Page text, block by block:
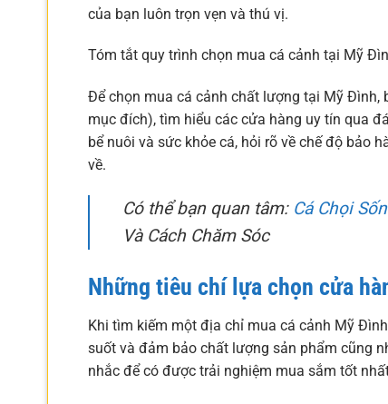
của bạn luôn trọn vẹn và thú vị.
Tóm tắt quy trình chọn mua cá cảnh tại Mỹ
Để chọn mua cá cảnh chất lượng tại Mỹ Đình,
mục đích), tìm hiểu các cửa hàng uy tín qua
bể nuôi và sức khỏe cá, hỏi rõ về chế độ bảo
về.
Có thể bạn quan tâm: Cá Chọi
Và Cách Chăm Sóc
Những tiêu chí lựa chọn cửa
Khi tìm kiếm một địa chỉ mua cá cảnh Mỹ
suốt và đảm bảo chất lượng sản phẩm cũng
nhắc để có được trải nghiệm mua sắm tốt